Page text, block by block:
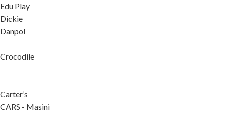
Edu Play
Dickie
Danpol
Crocodile
Carter’s
CARS - Masini